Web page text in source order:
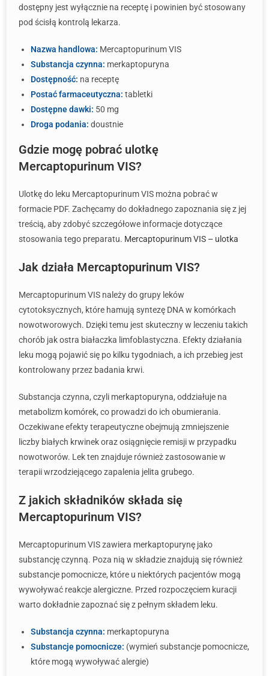
dostępny jest wyłącznie na receptę i powinien być stosowany
pod ścisłą kontrolą lekarza.
Nazwa handlowa: Mercaptopurinum VIS
Substancja czynna: merkaptopuryna
Dostępność: na receptę
Postać farmaceutyczna: tabletki
Dostępne dawki: 50 mg
Droga podania: doustnie
Gdzie mogę pobrać ulotkę
Mercaptopurinum VIS?
Ulotkę do leku Mercaptopurinum VIS można pobrać w
formacie PDF. Zachęcamy do dokładnego zapoznania się z jej
treścią, aby zdobyć szczegółowe informacje dotyczące
stosowania tego preparatu. Mercaptopurinum VIS – ulotka
Jak działa Mercaptopurinum VIS?
Mercaptopurinum VIS należy do grupy leków
cytotoksycznych, które hamują syntezę DNA w komórkach
nowotworowych. Dzięki temu jest skuteczny w leczeniu takich
chorób jak ostra białaczka limfoblastyczna. Efekty działania
leku mogą pojawić się po kilku tygodniach, a ich przebieg jest
kontrolowany przez badania krwi.
Substancja czynna, czyli merkaptopuryna, oddziałuje na
metabolizm komórek, co prowadzi do ich obumierania.
Oczekiwane efekty terapeutyczne obejmują zmniejszenie
liczby białych krwinek oraz osiągnięcie remisji w przypadku
nowotworów. Lek ten znajduje również zastosowanie w
terapii wrzodziejącego zapalenia jelita grubego.
Z jakich składników składa się
Mercaptopurinum VIS?
Mercaptopurinum VIS zawiera merkaptopurynę jako
substancję czynną. Poza nią w składzie znajdują się również
substancje pomocnicze, które u niektórych pacjentów mogą
wywoływać reakcje alergiczne. Przed rozpoczęciem kuracji
warto dokładnie zapoznać się z pełnym składem leku.
Substancja czynna: merkaptopuryna
Substancje pomocnicze: (wymień substancje pomocnicze,
które mogą wywoływać alergie)